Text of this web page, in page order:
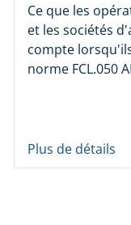
Ce que les
et les sociétés
compte
norme FCL.050
Plus de détails